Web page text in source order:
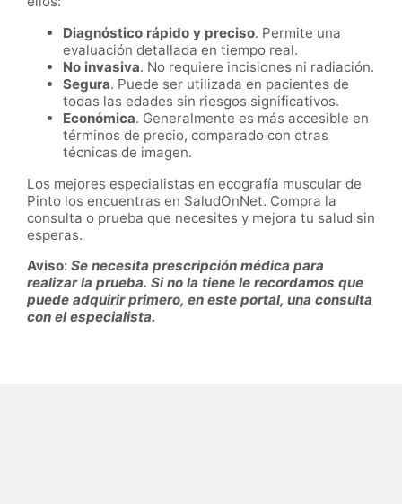
Diagnóstico rápido y preciso. Permite una
evaluación detallada en tiempo real.
No invasiva. No requiere incisiones ni radiación.
Segura. Puede ser utilizada en pacientes de
todas las edades sin riesgos significativos.
Económica. Generalmente es más accesible en
términos de precio, comparado con otras
técnicas de imagen.
Los mejores especialistas en ecografía muscular de
Pinto los encuentras en SaludOnNet. Compra la
consulta o prueba que necesites y mejora tu salud sin
esperas.
Aviso: Se necesita prescripción médica para
realizar la prueba. Si no la tiene le recordamos que
puede adquirir primero, en este portal, una consulta
con el especialista.